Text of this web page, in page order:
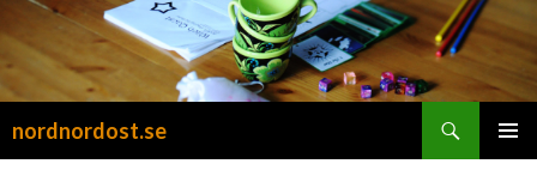
nordnordost.se